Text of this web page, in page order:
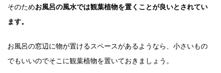
そのためお風呂の風水では観葉植物を置くことが良いとされてい
ます。
お風呂の窓辺に物が置けるスペースがあるようなら、小さいもの
でもいいのでそこに観葉植物を置いておきましょう。